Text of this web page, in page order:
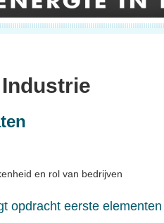
en rol van bedrijven
opdracht eerste